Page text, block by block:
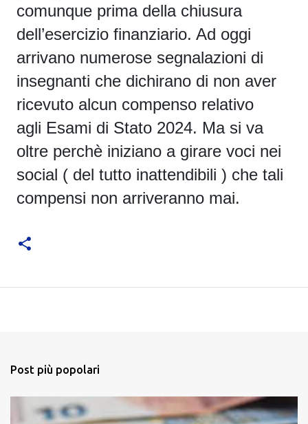
comunque prima della chiusura
dell’esercizio finanziario. Ad oggi
arrivano numerose segnalazioni di
insegnanti che dichirano di non aver
ricevuto alcun compenso relativo
agli Esami di Stato 2024. Ma si va
oltre perchè iniziano a girare voci nei
social ( del tutto inattendibili ) che tali
compensi non arriveranno mai.
Post più popolari